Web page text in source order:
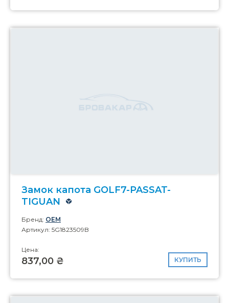
Замок капота GOLF7-PASSAT-
TIGUAN
Бренд: OEM
Артикул: 5G1823509B
Цена:
837,00 ₴ КУПИТЬ